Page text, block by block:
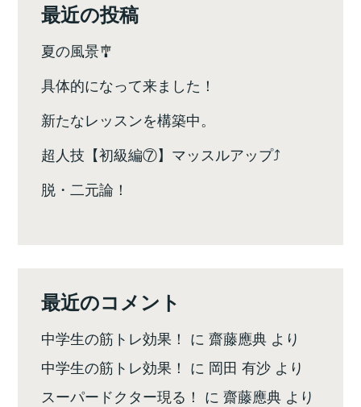
ョ
ン
最近の投稿
夏の風景🎐
具体的になって来ました！
新たなレッスンを構築中。
超人技【初級編⑦】マッスルアップ⤴️
脱・二元論！
最近のコメント
中学生の筋トレ効果！ に齋藤應典 より
中学生の筋トレ効果！ に 岡田 有沙 より
スーパードクター現る！ に齋藤應典 より